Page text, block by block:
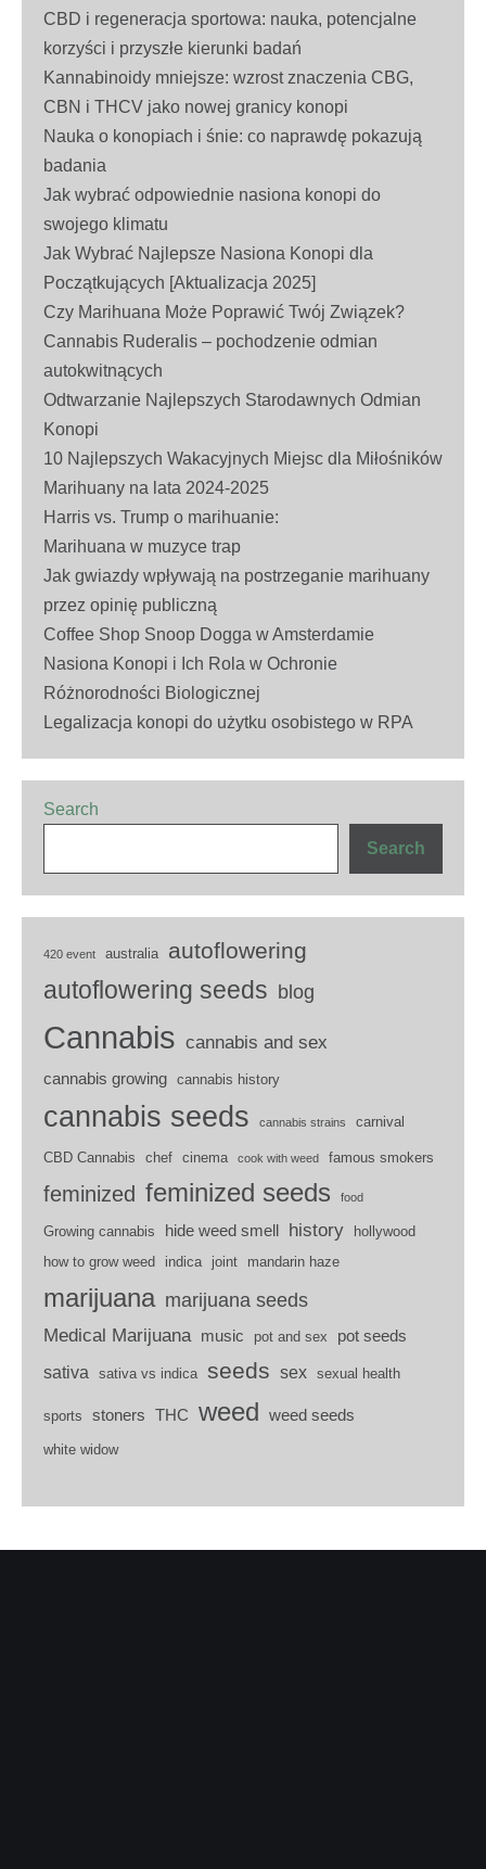
CBD i regeneracja sportowa: nauka, potencjalne
korzyści i przyszłe kierunki badań
Kannabinoidy mniejsze: wzrost znaczenia CBG,
CBN i THCV jako nowej granicy konopi
Nauka o konopiach i śnie: co naprawdę pokazują
badania
Jak wybrać odpowiednie nasiona konopi do
swojego klimatu
Jak Wybrać Najlepsze Nasiona Konopi dla
Początkujących [Aktualizacja 2025]
Czy Marihuana Może Poprawić Twój Związek?
Cannabis Ruderalis – pochodzenie odmian
autokwitnących
Odtwarzanie Najlepszych Starodawnych Odmian
Konopi
10 Najlepszych Wakacyjnych Miejsc dla Miłośników
Marihuany na lata 2024-2025
Harris vs. Trump o marihuanie:
Marihuana w muzyce trap
Jak gwiazdy wpływają na postrzeganie marihuany
przez opinię publiczną
Coffee Shop Snoop Dogga w Amsterdamie
Nasiona Konopi i Ich Rola w Ochronie
Różnorodności Biologicznej
Legalizacja konopi do użytku osobistego w RPA
Search
Search
420 event australia autoflowering
autoflowering seeds blog
Cannabis cannabis and sex
cannabis growing cannabis history
cannabis seeds cannabis strains carnival
CBD Cannabis chef cinema cook with weed famous smokers
feminized feminized seeds food
Growing cannabis hide weed smell history
hollywood
how to grow weed
indica joint mandarin haze
marijuana marijuana seeds
Medical Marijuana
music pot and sex pot seeds
sativa sativa vs indica seeds sex sexual health
sports stoners THC weed weed seeds
white widow